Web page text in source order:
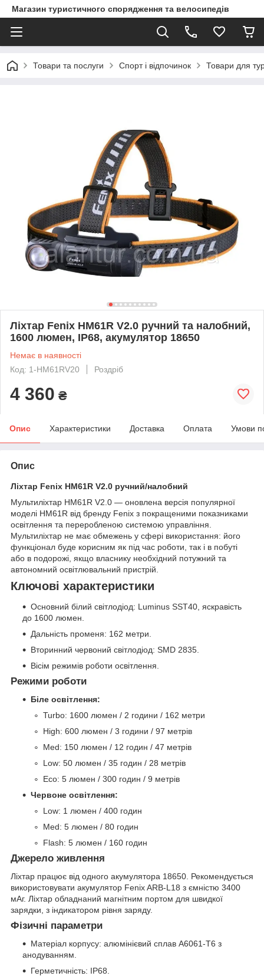
Магазин туристичного спорядження та велосипедів
Товари та послуги Спорт і відпочинок Товари для
Ліхтар Fenix HM61R V2.0 ручний та налобний,
1600 люмен, IP68, акумулятор 18650
Немає в наявності
Код: 1-HM61RV20
Роздріб
4 360 ₴
Опис Характеристики Доставка Оплата Умови
Опис
Ліхтар Fenix HM61R V2.0 ручний/налобний
Мультиліхтар HM61R V2.0 — оновлена версія популярної
моделі HM61R від бренду Fenix з покращеними показниками
освітлення та переробленою системою управління.
Мультиліхтар не має обмежень у сфері використання: його
функціонал буде корисним як під час роботи, так і в побуті
або в подорожі, якщо власнику необхідний потужний та
автономний освітлювальний пристрій.
Ключові характеристики
Основний білий світлодіод: Luminus SST40, яскравість
до 1600 люмен.
Дальність променя: 162 метри.
Вторинний червоний світлодіод: SMD 2835.
Вісім режимів роботи освітлення.
Режими роботи
Біле освітлення:
Turbo: 1600 люмен / 2 години / 162 метри
High: 600 люмен / 3 години / 97 метрів
Med: 150 люмен / 12 годин / 47 метрів
Low: 50 люмен / 35 годин / 28 метрів
Eco: 5 люмен / 300 годин / 9 метрів
Червоне освітлення:
Low: 1 люмен / 400 годин
Med: 5 люмен / 80 годин
Flash: 5 люмен / 160 годин
Джерело живлення
Ліхтар працює від одного акумулятора 18650. Рекомендується
використовувати акумулятор Fenix ARB-L18 з ємністю 3400
мАг. Ліхтар обладнаний магнітним портом для швидкої
зарядки, з індикатором рівня заряду.
Фізичні параметри
Матеріал корпусу: алюмінієвий сплав A6061-T6 з
анодуванням.
Герметичність: IP68.